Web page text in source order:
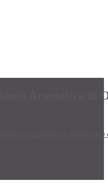
Aromatica di
aumenta la